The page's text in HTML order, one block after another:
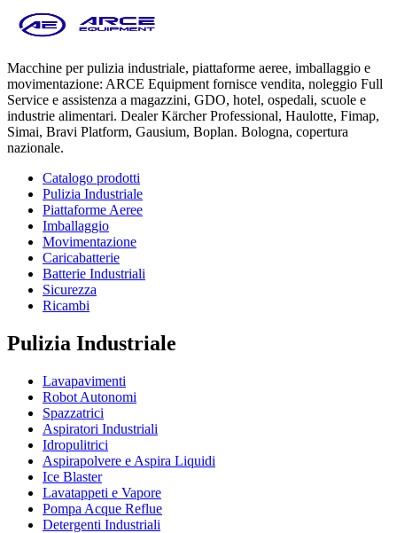
Macchine per pulizia industriale, piattaforme aeree, imballaggio e
movimentazione: ARCE Equipment fornisce vendita, noleggio Full
Service e assistenza a magazzini, GDO, hotel, ospedali, scuole e
industrie alimentari. Dealer Kärcher Professional, Haulotte, Fimap,
Simai, Bravi Platform, Gausium, Boplan. Bologna, copertura
nazionale.
Catalogo prodotti
Pulizia Industriale
Piattaforme Aeree
Imballaggio
Movimentazione
Caricabatterie
Batterie Industriali
Sicurezza
Ricambi
Pulizia Industriale
Lavapavimenti
Robot Autonomi
Spazzatrici
Aspiratori Industriali
Idropulitrici
Aspirapolvere e Aspira Liquidi
Ice Blaster
Lavatappeti e Vapore
Pompa Acque Reflue
Detergenti Industriali